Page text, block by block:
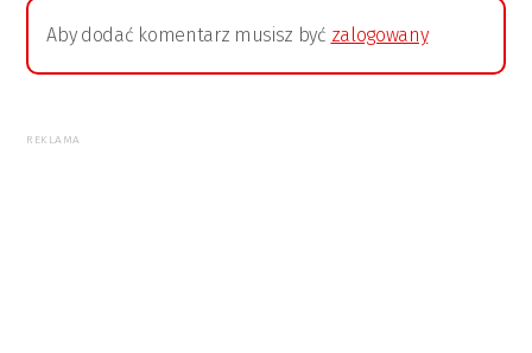
Aby dodać komentarz musisz być zalogowany
REKLAMA